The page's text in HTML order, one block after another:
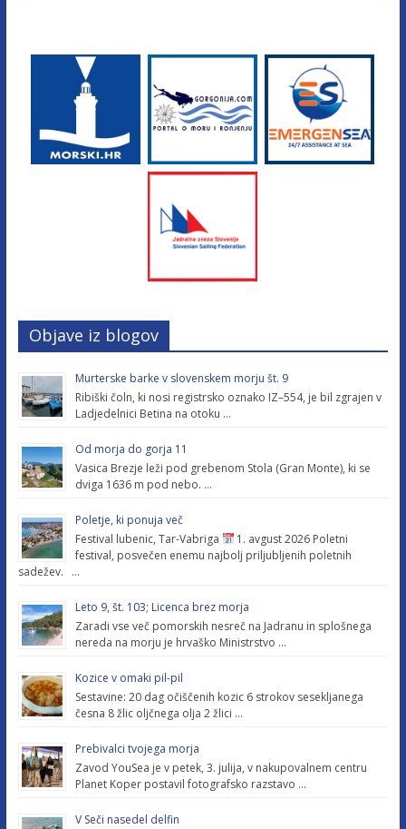
Objave iz blogov
Murterske barke v slovenskem morju št. 9
Ribiški čoln, ki nosi registrsko oznako IZ–554, je bil zgrajen v
Ladjedelnici Betina na otoku …
Od morja do gorja 11
Vasica Brezje leži pod grebenom Stola (Gran Monte), ki se
dviga 1636 m pod nebo. …
Poletje, ki ponuja več
Festival lubenic, Tar-Vabriga
1. avgust 2026 Poletni
festival, posvečen enemu najbolj priljubljenih poletnih
sadežev. …
Leto 9, št. 103; Licenca brez morja
Zaradi vse več pomorskih nesreč na Jadranu in splošnega
nereda na morju je hrvaško Ministrstvo …
Kozice v omaki pil-pil
Sestavine: 20 dag očiščenih kozic 6 strokov sesekljanega
česna 8 žlic oljčnega olja 2 žlici …
Prebivalci tvojega morja
Zavod YouSea je v petek, 3. julija, v nakupovalnem centru
Planet Koper postavil fotografsko razstavo …
V Seči nasedel delfin